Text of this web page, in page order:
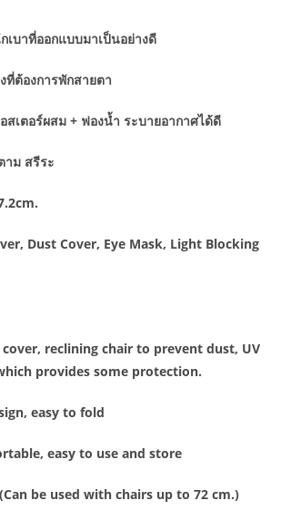
เบาที่ออกแบบมาเป็นอย่างดี
ที่ต้องการพักสายตา
สเตอร์ผสม + ฟองน้ำ ระบายอากาศได้ดี
าม สรีระ
Dust Cover, Eye Mask, Light Blocking
reclining chair to prevent dust, UV
provides some protection.
easy to fold
easy to use and store
be used with chairs up to 72 cm.)